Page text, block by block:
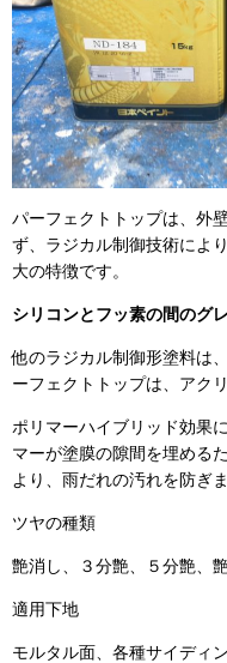
パーフェクトトップは、外
ず、ラジカル制御技術によ
大の特徴です。
シリコンとフッ素の間のグ
他のラジカル制御形塗料は
ーフェクトトップは、アクリ
ポリマーハイブリッド効果
マーが塗膜の隙間を埋める
より、雨だれの汚れを防ぎま
ツヤの種類
艶消し、３分艶、５分艶、
適用下地
モルタル面、各種サイディ